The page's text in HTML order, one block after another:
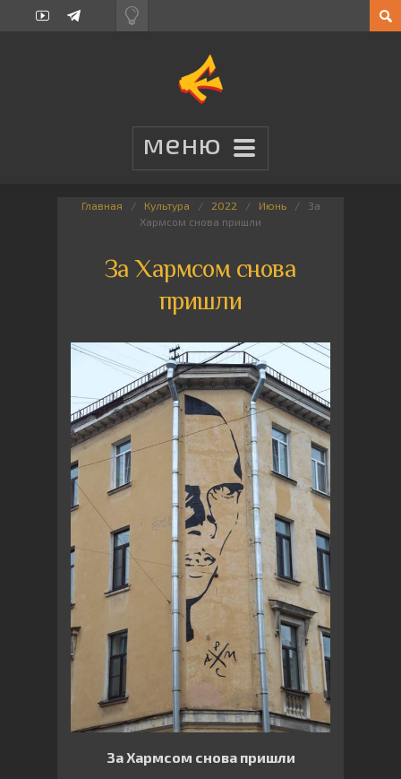
Главная Культура 2022 Июнь
За
Хармсом снова пришли
За Хармсом снова
пришли
За Хармсом снова пришли